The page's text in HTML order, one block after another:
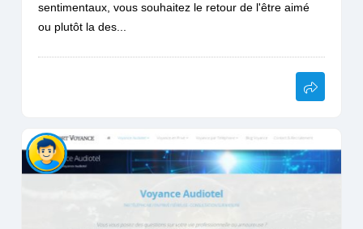
sentimentaux, vous souhaitez le retour de l'être aimé
ou plutôt la des...